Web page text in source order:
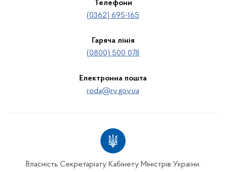
Телефони
(0362) 695-165
Гаряча лінія
(0800) 500 078
Електронна пошта
roda@rv.gov.ua
Власність Секретаріату Кабінету Міністрів України.